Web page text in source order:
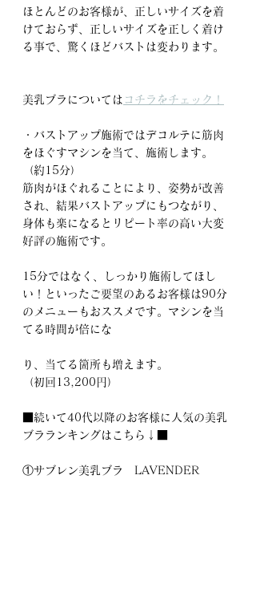
ほとんどのお客様が、正しいサイズを着
けておらず、正しいサイズを正しく着け
る事で、驚くほどバストは変わります。
美乳ブラについては コチラをチェック！
・バストアップ施術ではデコルテに筋肉
をほぐすマシンを当て、施術します。
（約15分）
筋肉がほぐれることにより、姿勢が改善
され、結果バストアップにもつながり、
身体も楽になるとリピート率の高い大変
好評の施術です。
15分ではなく、しっかり施術してほし
い！といったご要望のあるお客様は90分
のメニューもおススメです。マシンを当
てる時間が倍にな
り、当てる箇所も増えます。
（初回13,200円）
■続いて40代以降のお客様に人気の美乳
ブラランキングはこちら↓■
①サブレン美乳ブラ　LAVENDER